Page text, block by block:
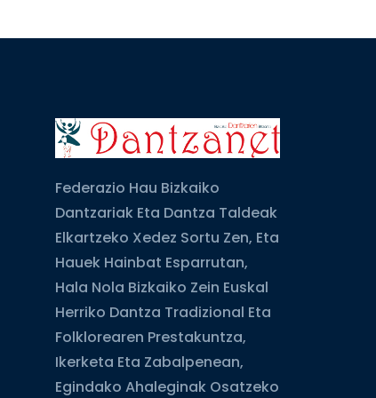
Federazio Hau Bizkaiko
Dantzariak Eta Dantza Taldeak
Elkartzeko Xedez Sortu Zen, Eta
Hauek Hainbat Esparrutan,
Hala Nola Bizkaiko Zein Euskal
Herriko Dantza Tradizional Eta
Folklorearen Prestakuntza,
Ikerketa Eta Zabalpenean,
Egindako Ahaleginak Osatzeko